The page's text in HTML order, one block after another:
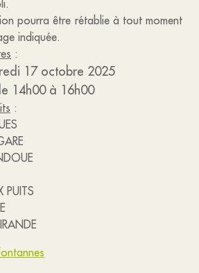
pourra être rétablie à tout moment
indiquée.
:
17 octobre 2025
14h00 à 16h00
:
PUITS